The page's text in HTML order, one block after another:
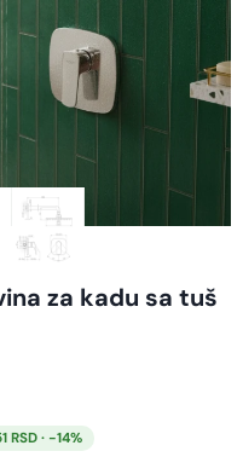
za kadu sa tuš
RSD · -14%